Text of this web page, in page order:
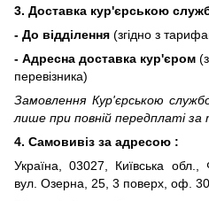
3. Доставка кур'єрською
- До відділення (згідно з
- Адресна доставка кур'єром
перевізника)
Замовлення Кур'єрською
лише при повній передплаті за
4. Самовивіз за адресою :
Україна, 03027, Київська обл.,
вул. Озерна, 25, 3 поверх, оф.